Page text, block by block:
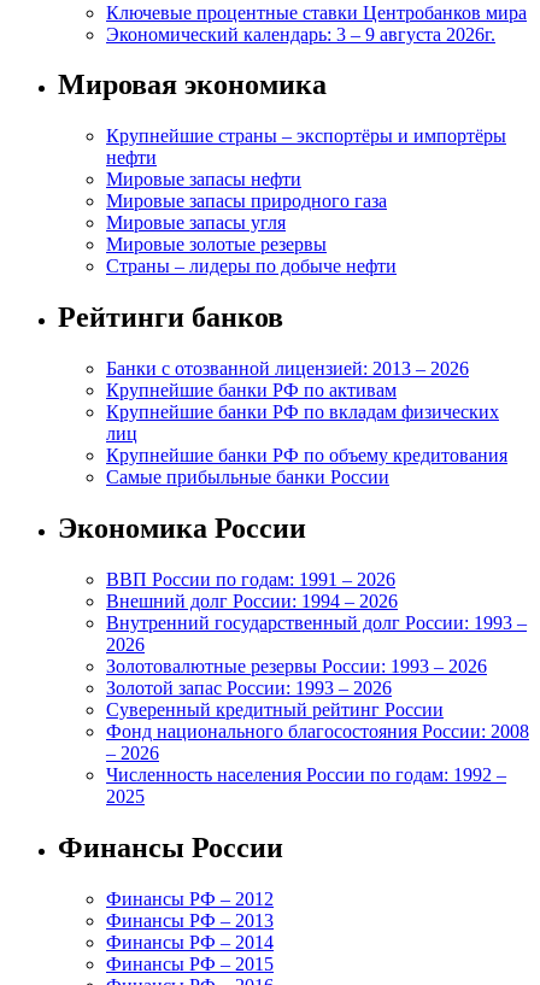
Ключевые процентные ставки Центробанков мира
Экономический календарь: 3 – 9 августа 2026г.
Мировая экономика
Крупнейшие страны – экспортёры и импортёры
нефти
Мировые запасы нефти
Мировые запасы природного газа
Мировые запасы угля
Мировые золотые резервы
Страны – лидеры по добыче нефти
Рейтинги банков
Банки с отозванной лицензией: 2013 – 2026
Крупнейшие банки РФ по активам
Крупнейшие банки РФ по вкладам физических
лиц
Крупнейшие банки РФ по объему кредитования
Самые прибыльные банки России
Экономика России
ВВП России по годам: 1991 – 2026
Внешний долг России: 1994 – 2026
Внутренний государственный долг России: 1993 –
2026
Золотовалютные резервы России: 1993 – 2026
Золотой запас России: 1993 – 2026
Суверенный кредитный рейтинг России
Фонд национального благосостояния России: 2008
– 2026
Численность населения России по годам: 1992 –
2025
Финансы России
Финансы РФ – 2012
Финансы РФ – 2013
Финансы РФ – 2014
Финансы РФ – 2015